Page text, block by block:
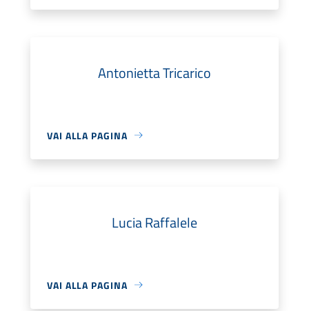
Antonietta Tricarico
VAI ALLA PAGINA
Lucia Raffalele
VAI ALLA PAGINA